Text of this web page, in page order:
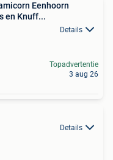
Eenhoorn
en Knuff...
Details
Topadvertentie
3 aug 26
Details